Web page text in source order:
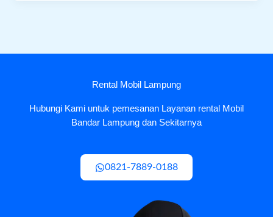
Rental Mobil Lampung
Hubungi Kami untuk pemesanan Layanan rental Mobil
Bandar Lampung dan Sekitarnya
0821-7889-0188